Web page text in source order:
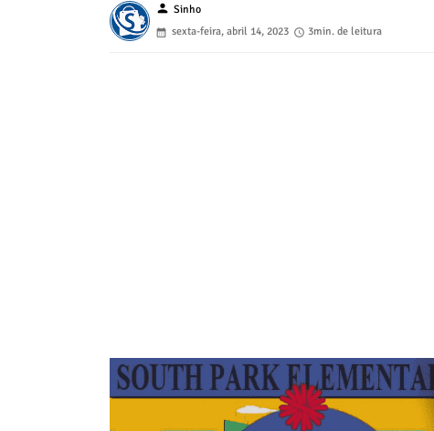
person Sinho
sexta-feira, abril 14, 2023
3min. de leitura